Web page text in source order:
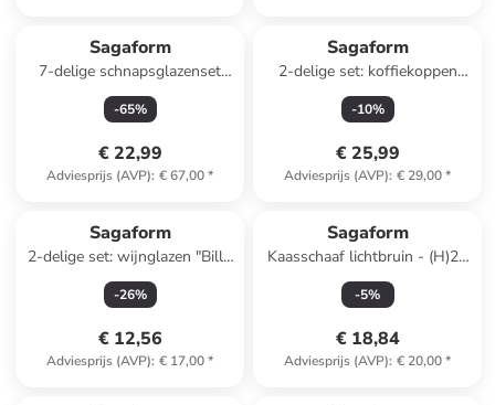
Sagaform
7-delige schnapsglazenset
lichtbruin - (H)4 x Ø 13 cm
-65%
€ 22,99
Adviesprijs (AVP): € 67,00*
Sagaform
2-delige set: koffiekoppen
grijs - 250 ml
-10%
€ 25,99
Adviesprijs (AVP): € 29,00*
Sagaform
2-delige set: wijnglazen "Billi''
- 350 ml
-26%
€ 12,56
Adviesprijs (AVP): € 17,00*
Sagaform
Kaasschaaf lichtbruin - (H)23
cm
-5%
€ 18,84
Adviesprijs (AVP): € 20,00*